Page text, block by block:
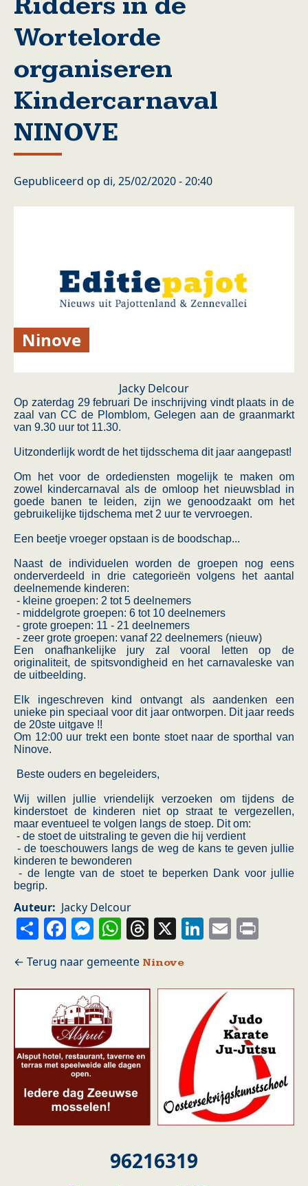
Wortelorde
organiseren
Kindercarnaval
NINOVE
Gepubliceerd op di, 25/02/2020 - 20:40
Ninove
Jacky Delcour
Op zaterdag 29 februari De inschrijving vindt plaats in de
zaal van CC de Plomblom, Gelegen aan de graanmarkt
van 9.30 uur tot 11.30.
Uitzonderlijk wordt de het tijdsschema dit jaar aangepast!
Om het voor de ordediensten mogelijk te maken om
zowel kindercarnaval als de omloop het nieuwsblad in
goede banen te leiden, zijn we genoodzaakt om het
gebruikelijke tijdschema met 2 uur te vervroegen.
Een beetje vroeger opstaan is de boodschap...
Naast de individuelen worden de groepen nog eens
onderverdeeld in drie categorieën volgens het aantal
deelnemende kinderen:
- kleine groepen: 2 tot 5 deelnemers
- middelgrote groepen: 6 tot 10 deelnemers
- grote groepen: 11 - 21 deelnemers
- zeer grote groepen: vanaf 22 deelnemers (nieuw)
Een onafhankelijke jury zal vooral letten op de
originaliteit, de spitsvondigheid en het carnavaleske van
de uitbeelding.
Elk ingeschreven kind ontvangt als aandenken een
unieke pin speciaal voor dit jaar ontworpen. Dit jaar reeds
de 20ste uitgave !!
Om 12:00 uur trekt een bonte stoet naar de sporthal van
Ninove.
Beste ouders en begeleiders,
Wij willen jullie vriendelijk verzoeken om tijdens de
kinderstoet de kinderen niet op straat te vergezellen,
maar eventueel te volgen langs de stoep. Dit om:
- de stoet de uitstraling te geven die hij verdient
- de toeschouwers langs de weg de kans te geven jullie
kinderen te bewonderen
- de lengte van de stoet te beperken Dank voor jullie
begrip.
Auteur Jacky Delcour
ShareFacebook
Messenger
WhatsApp
Threads
X LinkedIn
Email
Ninove
96216319